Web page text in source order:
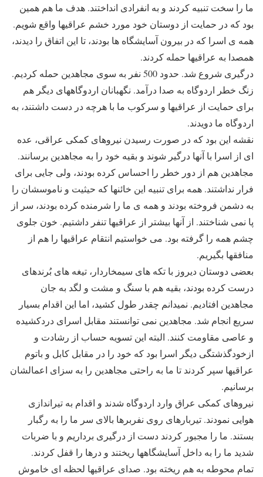
ما را سخت تنبیه کردند و به انفرادی انداختند. هدف ما هم همین
بود که در حمایت از دوستان خود مورد خشم عراقیها واقع شویم.
همه ی اسرا که در بیرون آسایشگاه ها بودند، تا این اتفاق را دیدند،
همصدا به عراقیها حمله کردند.
درگیری شروع شد. حدود 500 نفر به سوی مجاهدین حمله کردیم.
زنگ خطر اردوگاه به صدا درآمد. نگهبانان اردوگاههای دیگر هم
برای حمایت از عراقیها و سرکوب ما با هرچه در دست داشتند، به
اردوگاه ما دویدند.
نقشه این بود که در صورت رسیدن نیروهای کمکی عراقی، عده
ای از اسرا با آنها درگیر شوند و بقیه خود را به مجاهدین برسانند.
مجاهدین هم از دور خطر را احساس کرده بودند، ولی جایی برای
فرار نداشتند. همه برای تنبیه این خائنها که حیثیت و ناموسشان را
به دشمن فروخته بودند و همه ی ما را شرمنده کرده بودند، سر از
پا نمی شناختند. از آنها بیشتر از عراقیها تنفر داشتیم. خون جلوی
چشم همه را گرفته بود. می خواستیم انتقام عراقیها را هم از
منافقها بگیریم.
بعضی دوستان دیروز با تکه های سیمخاردار، تیغه های بُرندهای
درست کرده بودند، بقیه هم با سنگ و مشت و لگد به جان
مجاهدین افتادیم. نمیدانم چقدر طول کشید، اما این اقدام بسیار
سریع انجام شد. مجاهدین نمی توانستند مقابل اسرای دردکشیده
و عاصی مقاومت کنند. البته این تسویه حساب از رشادت و
ازخودگذشتگی دیگر اسرا بود که خود را در مقابل کابل و باتوم
عراقیها سپر کردند تا ما به راحتی مجاهدین را به سزای اعمالشان
برسانیم.
نیروهای کمکی عراق وارد اردوگاه شدند و اقدام به تیراندازی
هوایی نمودند. تیربارهای روی نفربرها بالای سر ما را به رگبار
بستند. ما را مجبور کردند دست از درگیری برداریم و با ضربات
شدید ما را به داخل آسایشگاهها ریختند و درها را قفل کردند.
تمام محوطه به هم ریخته بود. صدای عراقیها لحظه ای خاموش